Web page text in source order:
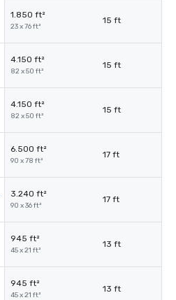
1.850 ft²
23 x 76 ft²
15 ft
4.150 ft²
82 x 50 ft²
15 ft
4.150 ft²
82 x 50 ft²
15 ft
6.500 ft²
90 x 78 ft²
17 ft
3.240 ft²
90 x 36 ft²
17 ft
945 ft²
45 x 21 ft²
13 ft
945 ft²
45 x 21 ft²
13 ft